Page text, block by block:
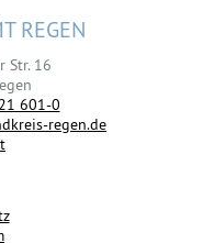
REGEN
Str. 16
601-0
regen.de